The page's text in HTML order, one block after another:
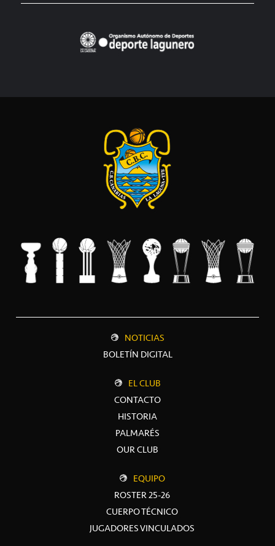
NOTICIAS
BOLETÍN DIGITAL
EL CLUB
CONTACTO
HISTORIA
PALMARÉS
OUR CLUB
EQUIPO
ROSTER 25-26
CUERPO TÉCNICO
JUGADORES VINCULADOS